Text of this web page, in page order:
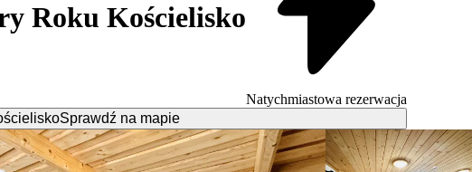
Roku Kościelisko
Natychmiastowa rezerwacja
Sprawdź na mapie